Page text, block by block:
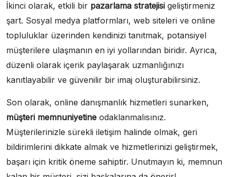
İkinci olarak, etkili bir pazarlama stratejisi geliştirmeniz
şart. Sosyal medya platformları, web siteleri ve online
topluluklar üzerinden kendinizi tanıtmak, potansiyel
müşterilere ulaşmanın en iyi yollarından biridir. Ayrıca,
düzenli olarak içerik paylaşarak uzmanlığınızı
kanıtlayabilir ve güvenilir bir imaj oluşturabilirsiniz.
Son olarak, online danışmanlık hizmetleri sunarken,
müşteri memnuniyetine odaklanmalısınız.
Müşterilerinizle sürekli iletişim halinde olmak, geri
bildirimlerini dikkate almak ve hizmetlerinizi geliştirmek,
başarı için kritik öneme sahiptir. Unutmayın ki, memnun